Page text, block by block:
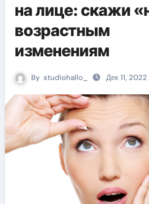
на лице: скажи
возрастным
изменениям
By studiohallo_ Дек 11, 2022